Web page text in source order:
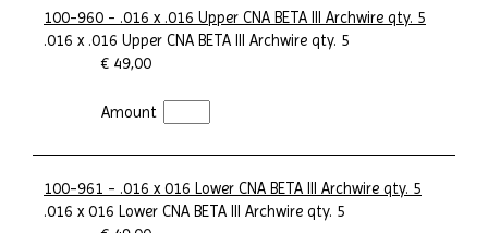
100-960 - .016 x .016 Upper CNA BETA III Archwire qty. 5
.016 x .016 Upper CNA BETA III Archwire qty. 5
€ 49,00
Amount
100-961 - .016 x 016 Lower CNA BETA III Archwire qty. 5
.016 x 016 Lower CNA BETA III Archwire qty. 5